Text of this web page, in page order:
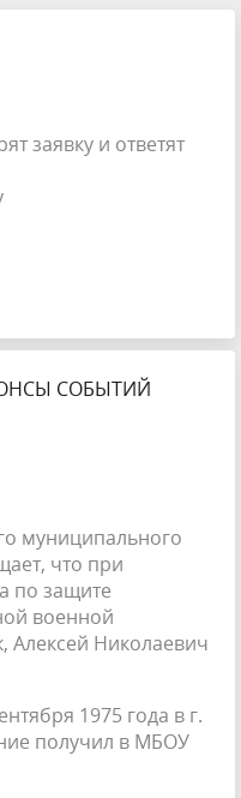
заявку и ответят
СОБЫТИЙ
муниципального
что при
по защите
военной
Алексей Николаевич
1975 года в г.
получил в МБОУ